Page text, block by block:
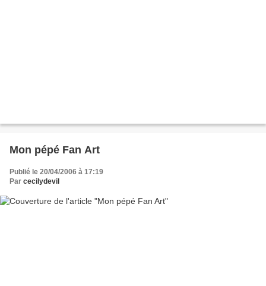
Mon pépé Fan Art
Publié le 20/04/2006 à 17:19
Par cecilydevil